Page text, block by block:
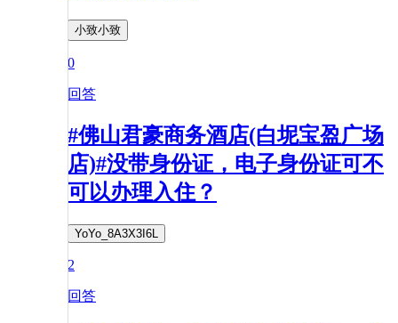
小致小致
0
回答
#佛山君豪商务酒店(白坭宝盈广场
店)#没带身份证，电子身份证可不
可以办理入住？
YoYo_8A3X3I6L
2
回答